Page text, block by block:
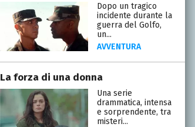
Dopo un tragico
incidente durante la
guerra del Golfo,
un...
AVVENTURA
La forza di una donna
Una serie
drammatica, intensa
e sorprendente, tra
misteri...